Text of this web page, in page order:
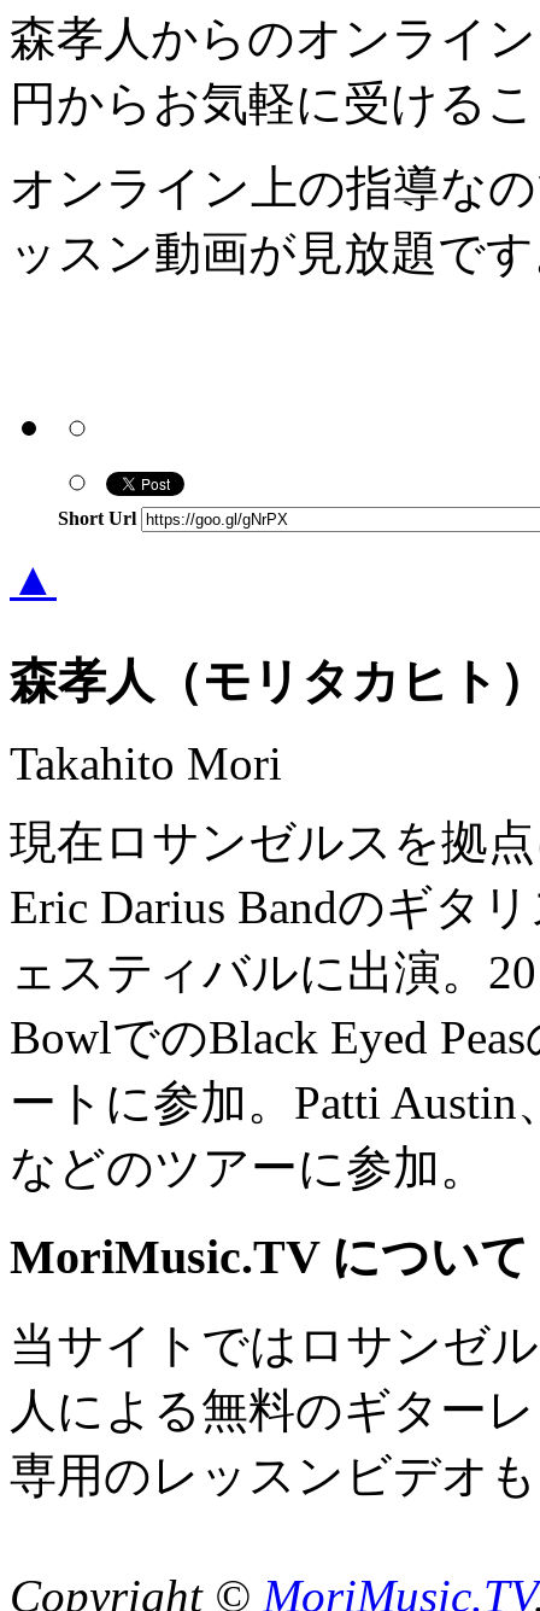
森孝人からのオンライ
円からお気軽に受ける
オンライン上の指導な
ッスン動画が見放題で
Short Url
▲
森孝人（モリタカヒト
Takahito Mori
現在ロサンゼルスを拠
Eric Darius Bandのギタ
ェスティバルに出演。
BowlでのBlack Eyed
ートに参加。Patti Austin
などのツアーに参加。
MoriMusic.TV について
当サイトではロサンゼ
人による無料のギター
専用のレッスンビデオ
Copyright © MoriMusic.TV